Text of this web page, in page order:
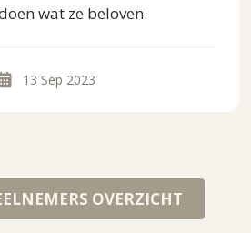
wat ze beloven.
13 Sep 2023
OVERZICHT